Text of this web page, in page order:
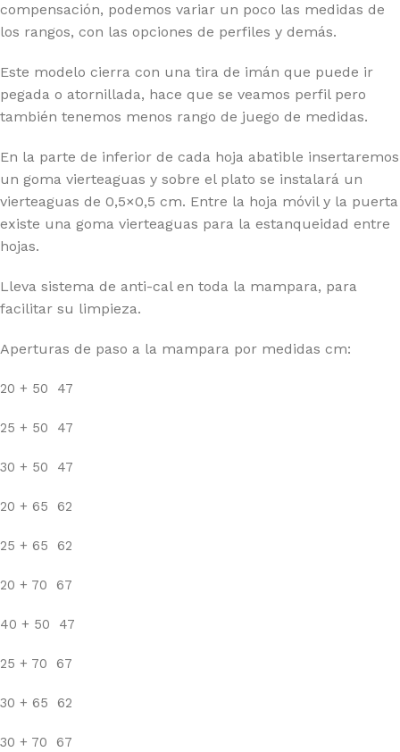
compensación, podemos variar un poco las medidas de
los rangos, con las opciones de perfiles y demás.
Este modelo cierra con una tira de imán que puede ir
pegada o atornillada, hace que se veamos perfil pero
también tenemos menos rango de juego de medidas.
En la parte de inferior de cada hoja abatible insertaremos
un goma vierteaguas y sobre el plato se instalará un
vierteaguas de 0,5×0,5 cm. Entre la hoja móvil y la puerta
existe una goma vierteaguas para la estanqueidad entre
hojas.
Lleva sistema de anti-cal en toda la mampara, para
facilitar su limpieza.
Aperturas de paso a la mampara por medidas cm:
20 + 50 47
25 + 50 47
30 + 50 47
20 + 65 62
25 + 65 62
20 + 70 67
40 + 50 47
25 + 70 67
30 + 65 62
30 + 70 67